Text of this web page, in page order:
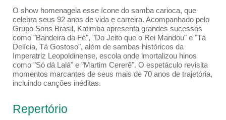
O show homenageia esse ícone do samba carioca, que
celebra seus 92 anos de vida e carreira. Acompanhado pelo
Grupo Sons Brasil, Katimba apresenta grandes sucessos
como "Bandeira da Fé", "Do Jeito que o Rei Mandou" e "Tá
Delícia, Tá Gostoso", além de sambas históricos da
Imperatriz Leopoldinense, escola onde imortalizou hinos
como "Só dá Lalá" e "Martim Cererê". O espetáculo revisita
momentos marcantes de seus mais de 70 anos de trajetória,
incluindo canções inéditas.
Repertório